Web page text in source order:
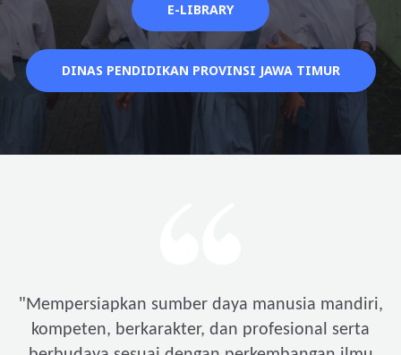
E-LIBRARY
DINAS PENDIDIKAN PROVINSI JAWA TIMUR
"Mempersiapkan sumber daya manusia mandiri,
kompeten, berkarakter, dan profesional serta